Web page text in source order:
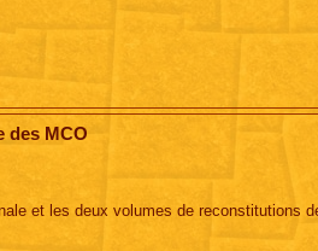
des MCO
et les deux volumes de reconstitutions